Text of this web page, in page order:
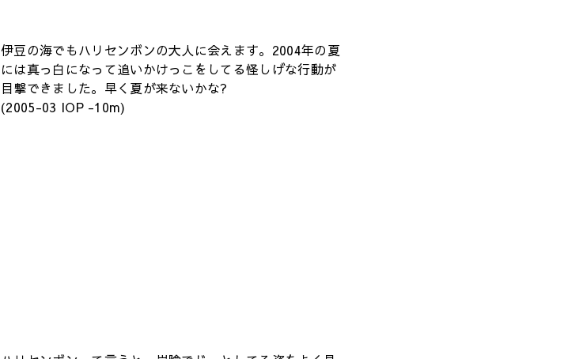
伊豆の海でもハリセンボンの大人に会えます。2004年の夏
には真っ白になって追いかけっこをしてる怪しげな行動が
目撃できました。早く夏が来ないかな?
(2005-03 IOP -10m)